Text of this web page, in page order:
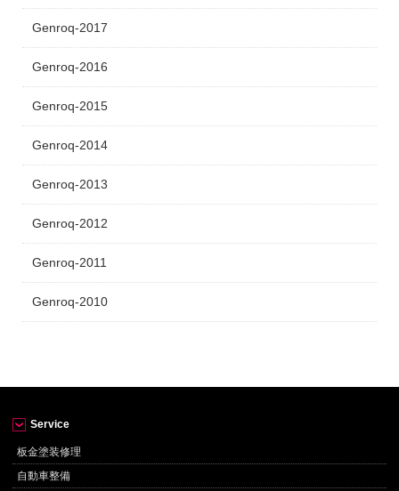
Genroq-2017
Genroq-2016
Genroq-2015
Genroq-2014
Genroq-2013
Genroq-2012
Genroq-2011
Genroq-2010
Service
板金塗装修理
自動車整備